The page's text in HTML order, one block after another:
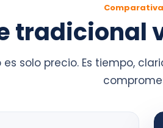
tradicional
es solo precio. Es tiempo,